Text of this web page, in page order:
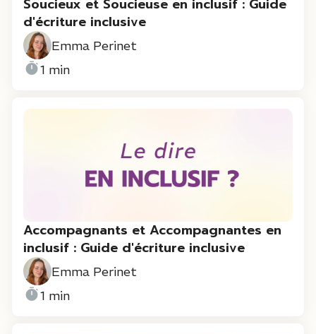
Soucieux et Soucieuse en inclusif : Guide
d'écriture inclusive
Emma Perinet
1 min
Accompagnants et Accompagnantes en
inclusif : Guide d'écriture inclusive
Emma Perinet
1 min